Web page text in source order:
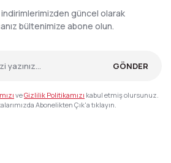
indirimlerimizden güncel olarak
bültenimize abone olun.
GÖNDER
veGizlilik Politikamızı kabul etmiş olursunuz.
Abonelikten Çık'a tıklayın.